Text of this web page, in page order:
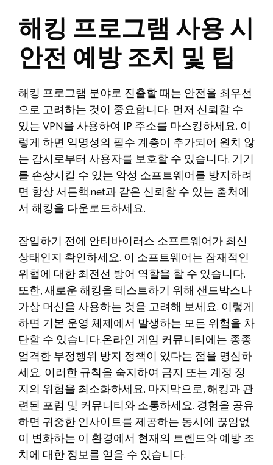
해킹 프로그램 사용 시
안전 예방 조치 및 팁
해킹 프로그램 분야로 진출할 때는 안전을 최우선
으로 고려하는 것이 중요합니다. 먼저 신뢰할 수
있는 VPN을 사용하여 IP 주소를 마스킹하세요. 이
렇게 하면 익명성의 필수 계층이 추가되어 원치 않
는 감시로부터 사용자를 보호할 수 있습니다. 기기
를 손상시킬 수 있는 악성 소프트웨어를 방지하려
면 항상 서든핵.net과 같은 신뢰할 수 있는 출처에
서 해킹을 다운로드하세요.
잠입하기 전에 안티바이러스 소프트웨어가 최신
상태인지 확인하세요. 이 소프트웨어는 잠재적인
위협에 대한 최전선 방어 역할을 할 수 있습니다.
또한, 새로운 해킹을 테스트하기 위해 샌드박스나
가상 머신을 사용하는 것을 고려해 보세요. 이렇게
하면 기본 운영 체제에서 발생하는 모든 위험을 차
단할 수 있습니다.온라인 게임 커뮤니티에는 종종
엄격한 부정행위 방지 정책이 있다는 점을 명심하
세요. 이러한 규칙을 숙지하여 금지 또는 계정 정
지의 위험을 최소화하세요. 마지막으로, 해킹과 관
련된 포럼 및 커뮤니티와 소통하세요. 경험을 공유
하면 귀중한 인사이트를 제공하는 동시에 끊임없
이 변화하는 이 환경에서 현재의 트렌드와 예방 조
치에 대한 정보를 얻을 수 있습니다.